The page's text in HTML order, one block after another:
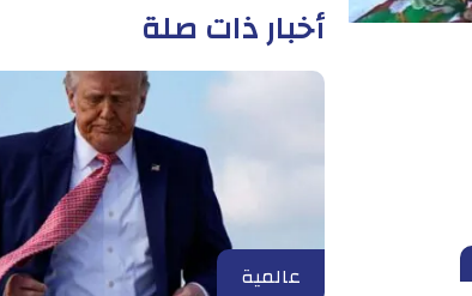
أخبار ذات صلة
عالمية